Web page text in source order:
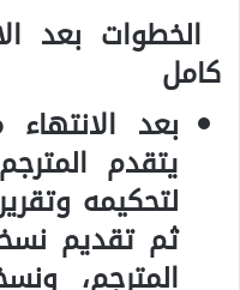
الخطوات بعد
كامل
بعد
يتقدم
لتحكيمه
ثم تقديم
المترجم،